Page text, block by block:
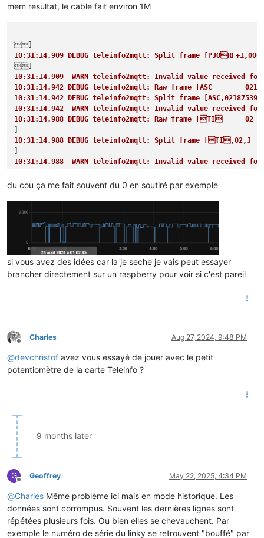
mem resultat, le cable fait environ 1M
10:31:14.909 DEBUG teleinfo2mqtt: Split frame
10:31:14.909  WARN teleinfo2mqtt: Invalid value received for
10:31:14.942  WARN teleinfo2mqtt: Invalid value received for
10:31:14.988 DEBUG teleinfo2mqtt: Split frame [TI,02,J
10:31:14.988  WARN teleinfo2mqtt: Invalid value received
10:31:15.036 DEBUG teleinfo2mqtt: Value for label DATE =
10:31:15.036 DEBUG teleinfo2mqtt: Frame parsed [[object
10:31:15.085 DEBUG teleinfo2mqtt: Split frame [NGTF
]
10:31:15.126  WARN teleinfo2mqtt: Invalid value received
10:31:15.169 DEBUG teleinfo2mqtt: Split frame
10:31:15.169 DEBUG teleinfo2mqtt: Value for label EAST =
10:31:15.212 DEBUG teleinfo2mqtt: Split frame
10:31:15.212 DEBUG teleinfo2mqtt: Value for label EASF01 =
10:31:15.212 DEBUG teleinfo2mqtt: Frame parsed [[object
]
10:31:15.255 DEBUG teleinfo2mqtt: Split frame
]
10:31:15.255  WARN teleinfo2mqtt: Invalid value received for
du cou ça me fait souvent du 0 en soutiré par exemple
si vous avez des idées car la je seche je vais peut essayer
brancher directement sur un raspberry pour voir si c'est pareil
Offline
Charles Aug 27, 2024, 9:48 PM
@devchristof avez vous essayé de jouer avec le petit
potentiomètre de la carte Teleinfo ?
9 months later
G
Offline
Geoffrey May 22, 2025, 4:34 PM
@Charles Même problème ici mais en mode historique. Les
données sont corrompus. Souvent les dernières lignes sont
répétées plusieurs fois. Ou bien elles se chevauchent. Par
exemple le numéro de série du linky se retrouvent "bouffé" par